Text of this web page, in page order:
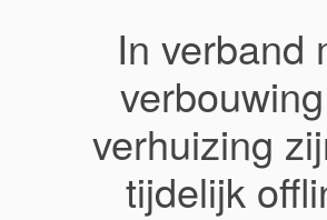
In verband
verhuizing
tijdelijk